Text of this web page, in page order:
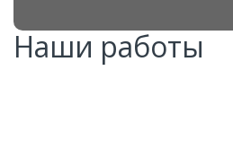
Наши работы